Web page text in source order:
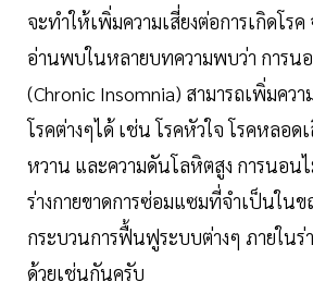
จะทำให้เพิ่มความเสี่ยงต่อการเกิดโร
อ่านพบในหลายบทความพบว่า การน
(Chronic Insomnia) สามารถเพิ่มควา
โรคต่างๆได้ เช่น โรคหัวใจ โรคหลอด
หวาน และความดันโลหิตสูง การนอน
ร่างกายขาดการซ่อมแซมที่จำเป็นใน
กระบวนการฟื้นฟูระบบต่างๆ ภายใน
ด้วยเช่นกันครับ